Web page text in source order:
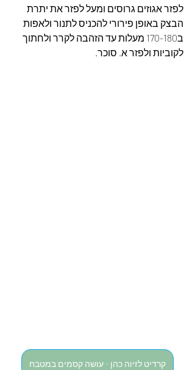
לפזר אגוזים גרוסים ומעל לפזר את יתרת
הבצק באופן פירורי להכניס לתנור ולאפות
ב170-180 מעלות עד הזהבה לקרר ולחתוך
לקוביות ולפזר א. סוכר.
קרדיט לזיוה כהן - עושה קסמים במטבח